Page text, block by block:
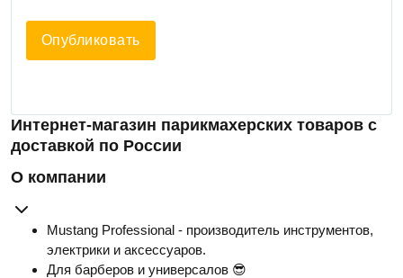
Опубликовать
Интернет-магазин парикмахерских товаров с
доставкой по России
О компании
Mustang Professional - производитель инструментов,
электрики и аксессуаров.
Для барберов и универсалов 😎